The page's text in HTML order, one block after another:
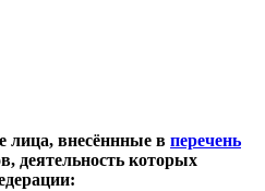
лица, внесённные в перечень
деятельность которых